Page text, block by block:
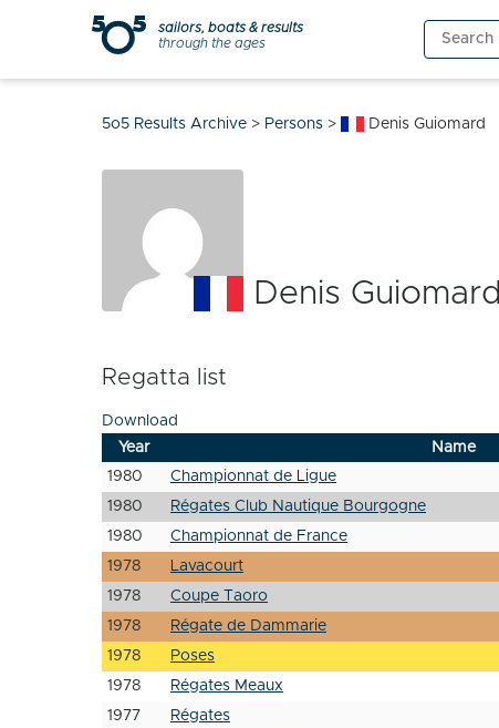
sailors, boats & results
through the ages
Search
for:
5o5 Results Archive > Persons > Denis Guiomard
Denis Guiomard
Regatta list
Download
Year
Name
1980
Championnat de Ligue
1980 Régates Club Nautique Bourgogne
1980 Championnat de France
1978 Lavacourt
1978 Coupe Taoro
1978 Régate de Dammarie
1978 Poses
1978 Régates Meaux
1977 Régates